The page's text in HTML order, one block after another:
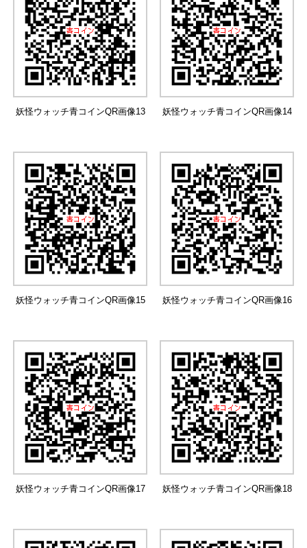
妖怪ウォッチ青コインQR画像13 妖怪ウォッチ青コインQR画像14
妖怪ウォッチ青コインQR画像15 妖怪ウォッチ青コインQR画像16
妖怪ウォッチ青コインQR画像17 妖怪ウォッチ青コインQR画像18